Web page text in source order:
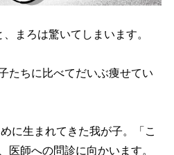
まろは驚いてしまいます。
たちに比べてだいぶ痩せてい
に生まれてきた我が子。「こ
師への問診に向かいます。